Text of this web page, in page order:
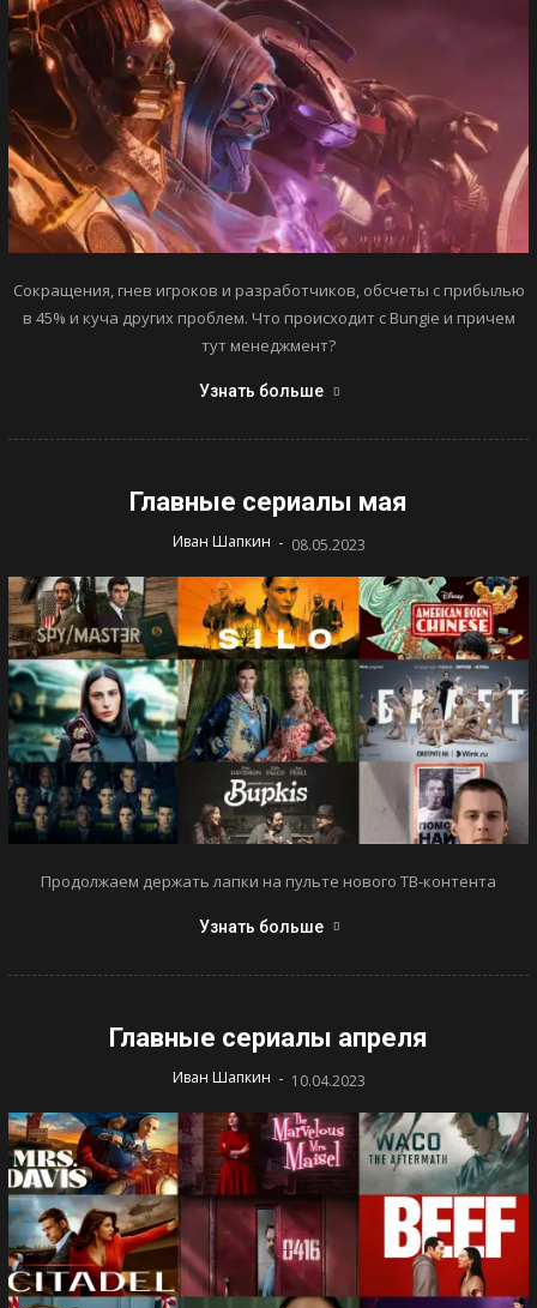
Сокращения, гнев игроков и разработчиков, обсчеты с прибылью
в 45% и куча других проблем. Что происходит с Bungie и причем
тут менеджмент?
Узнать больше
Главные сериалы мая
Иван Шапкин - 08.05.2023
Продолжаем держать лапки на пульте нового ТВ-контента
Узнать больше
Главные сериалы апреля
Иван Шапкин - 10.04.2023